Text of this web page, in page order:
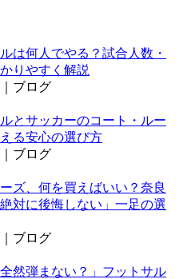
は何人でやる？試合人数・
りやすく解説
ブログ
とサッカーのコート・ルー
る安心の選び方
ブログ
ズ、何を買えばいい？奈良
対に後悔しない」一足の選
ブログ
然弾まない？」フットサル